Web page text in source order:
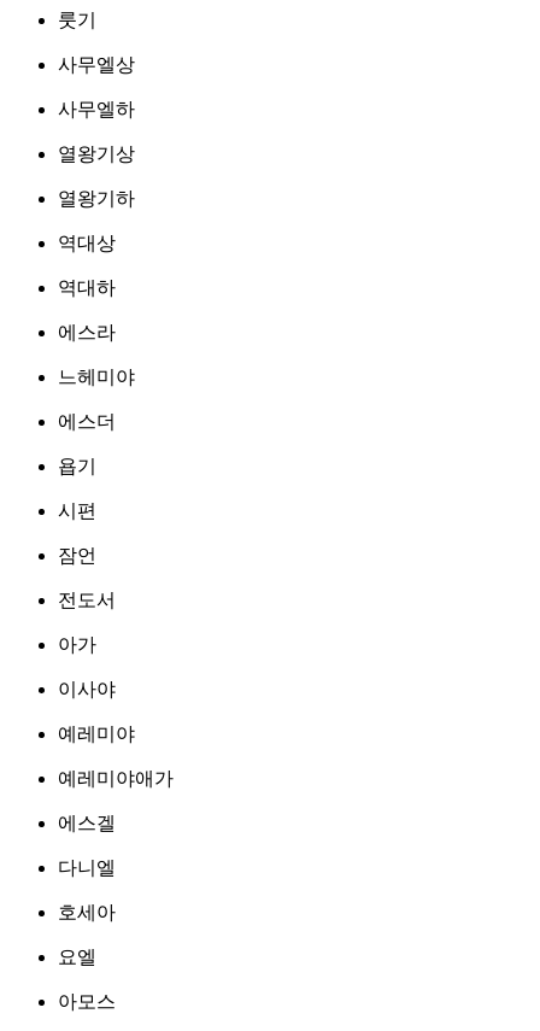
룻기
사무엘상
사무엘하
열왕기상
열왕기하
역대상
역대하
에스라
느헤미야
에스더
욥기
시편
잠언
전도서
아가
이사야
예레미야
예레미야애가
에스겔
다니엘
호세아
요엘
아모스